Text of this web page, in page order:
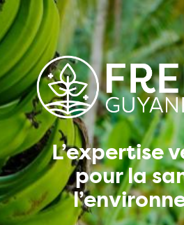
Aller
contenu
principal
L’expertise
pour la